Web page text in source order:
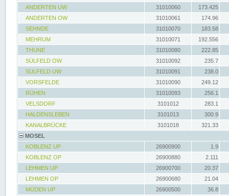
ANDERTEN UW
31010060
173.425
ANDERTEN OW
31010061
174.96
SEHNDE
31010070
183.58
MEHRUM
31010071
192.556
THUNE
31010080
222.85
SÜLFELD OW
31010092
235.7
SÜLFELD UW
31010091
238.0
VORSFELDE
31010090
249.12
RÜHEN
31010093
256.1
VELSDORF
3101012
283.1
HALDENSLEBEN
3101013
300.9
KANALBRÜCKE
3101018
321.33
MOSEL
KOBLENZ UP
26900900
1.9
KOBLENZ OP
26900880
2.111
LEHMEN UP
26900700
20.37
LEHMEN OP
26900680
21.04
MÜDEN UP
26900500
36.8